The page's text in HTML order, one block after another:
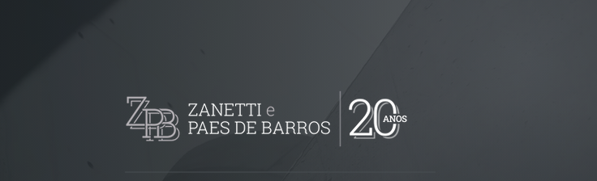
fiscais exige revisão
operacional pelas empresas